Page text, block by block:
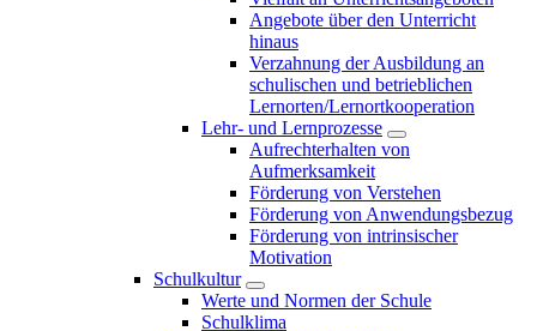
Angebote über den Unterricht
hinaus
Verzahnung der Ausbildung an
schulischen und betrieblichen
Lernorten/Lernortkooperation
Lehr- und Lernprozesse
Aufrechterhalten von
Aufmerksamkeit
Förderung von Verstehen
Förderung von Anwendungsbezug
Förderung von intrinsischer
Motivation
Schulkultur
Werte und Normen der Schule
Schulklima